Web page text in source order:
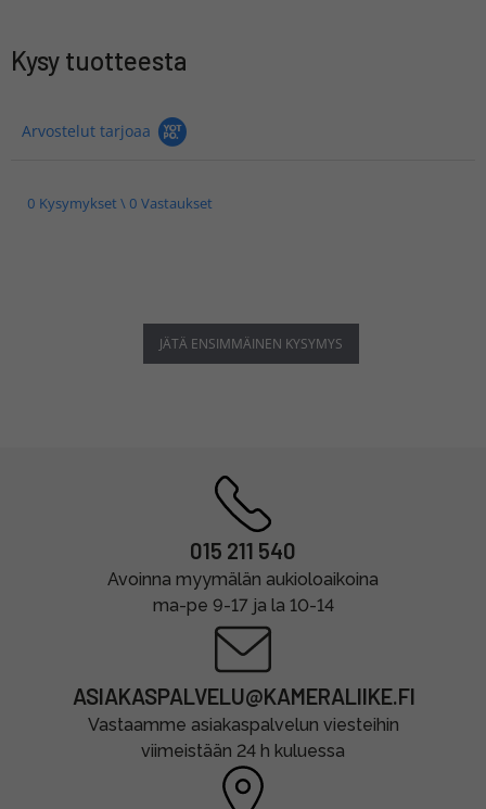
Kysy tuotteesta
Arvostelut tarjoaa
0 Kysymykset \ 0 Vastaukset
JÄTÄ ENSIMMÄINEN KYSYMYS
015 211 540
Avoinna myymälän aukioloaikoina
ma-pe 9-17 ja la 10-14
ASIAKASPALVELU@KAMERALIIKE.FI
Vastaamme asiakaspalvelun viesteihin
viimeistään 24 h kuluessa